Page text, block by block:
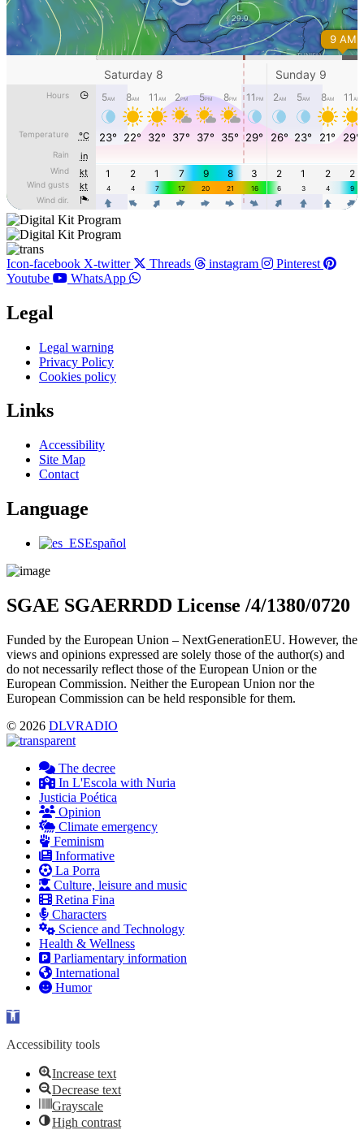
Icon-facebook X-twitter Threads instagram
Pinterest
Youtube
WhatsApp
Legal
Main
Menu
Legal warning
Privacy Policy
Cookies policy
Links
Main
Menu
Accessibility
Site Map
Contact
Language
Main
Español
SGAE SGAERRDD License /4/1380/0720
Funded by the European Union – NextGenerationEU. However, the
views and opinions expressed are solely those of the author(s) and
do not necessarily reflect those of the European Union or the
European Commission. Neither the European Union nor the
European Commission can be held responsible for them.
© 2026 DLVRADIO
The decree
In L'Escola with Nuria
Justicia Poética
Opinion
Climate emergency
Feminism
Informative
La Porra
Culture, leisure and music
Retina Fina
Characters
Science and Technology
Health & Wellness
Parliamentary information
International
Humor
Open toolbar
Accessibility tools
Increase text
Decrease text
Grayscale
High contrast